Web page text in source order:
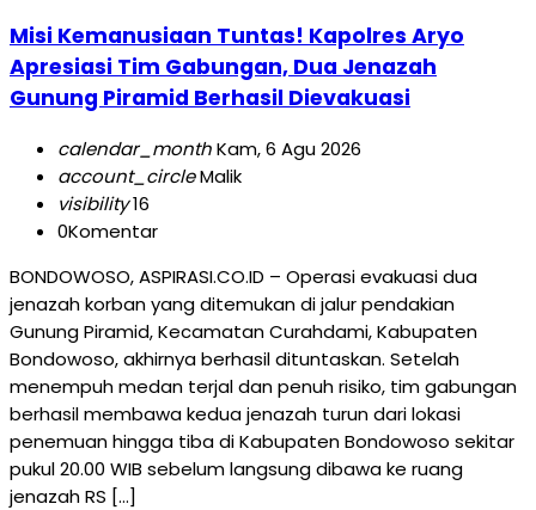
Misi Kemanusiaan Tuntas! Kapolres Aryo
Apresiasi Tim Gabungan, Dua Jenazah
Gunung Piramid Berhasil Dievakuasi
calendar_monthKam, 6 Agu 2026
account_circleMalik
visibility16
0Komentar
BONDOWOSO, ASPIRASI.CO.ID – Operasi evakuasi dua
jenazah korban yang ditemukan di jalur pendakian
Gunung Piramid, Kecamatan Curahdami, Kabupaten
Bondowoso, akhirnya berhasil dituntaskan. Setelah
menempuh medan terjal dan penuh risiko, tim gabungan
berhasil membawa kedua jenazah turun dari lokasi
penemuan hingga tiba di Kabupaten Bondowoso sekitar
pukul 20.00 WIB sebelum langsung dibawa ke ruang
jenazah RS […]